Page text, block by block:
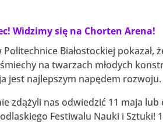
Widzimy się na Chorten Arena!
Białostockiej pokazał,
uśmiechy na twarzach młodych
jest najlepszym napędem rozwoju.
zdążyli nas odwiedzić 11 maja
Festiwalu Nauki i Sztuki!